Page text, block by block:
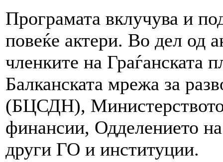
Програмата вклучува и
повеќе актери. Во дел од
членките на
Балканската мрежа за
(БЦСДН), Министерството
финансии, Одделението
други ГО и институции.